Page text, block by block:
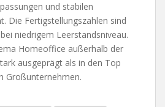
und stabilen
Die Fertigstellungszahlen sind
niedrigem Leerstandsniveau.
Homeoffice außerhalb der
ausgeprägt als in den Top
Großunternehmen.